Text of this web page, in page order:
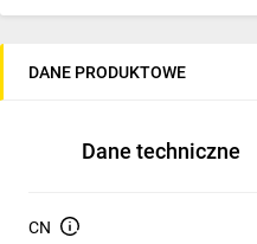
DANE PRODUKTOWE
Dane techniczne
CN